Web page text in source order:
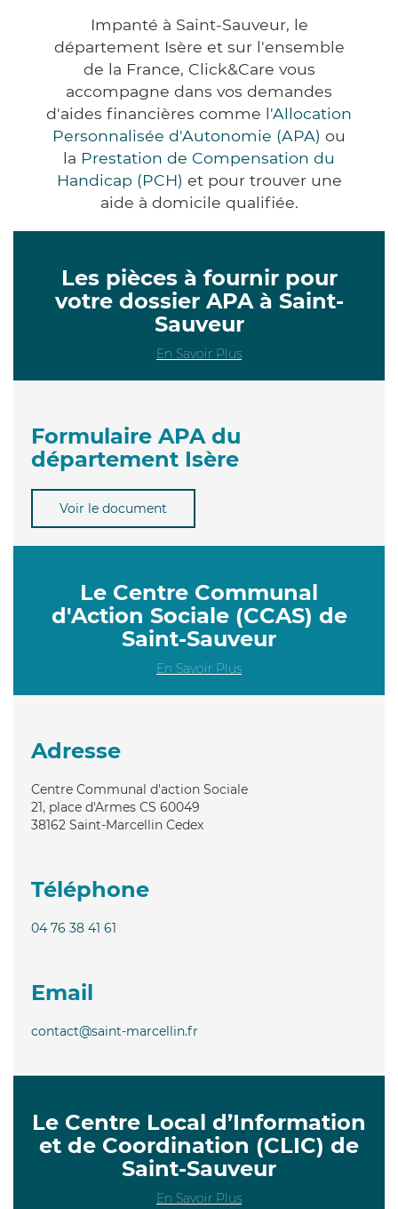
Impanté à Saint-Sauveur, le
département Isère et sur l'ensemble
de la France, Click&Care vous
accompagne dans vos demandes
d'aides financières comme l'Allocation
Personnalisée d'Autonomie (APA) ou
la Prestation de Compensation du
Handicap (PCH) et pour trouver une
aide à domicile qualifiée.
Les pièces à fournir pour
votre dossier APA à Saint-
Sauveur
En Savoir Plus
Formulaire APA du
département Isère
Voir le document
Le Centre Communal
d'Action Sociale (CCAS) de
Saint-Sauveur
En Savoir Plus
Adresse
Centre Communal d'action Sociale
21, place d'Armes CS 60049
38162 Saint-Marcellin Cedex
Téléphone
04 76 38 41 61
Email
contact@saint-marcellin.fr
Le Centre Local d’Information
et de Coordination (CLIC) de
Saint-Sauveur
En Savoir Plus